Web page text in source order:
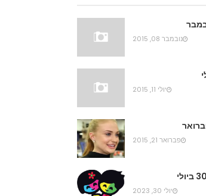
נובמבר 08, 2015
יולי 11, 2015
פברואר 21, 2015
יולי 30, 2023